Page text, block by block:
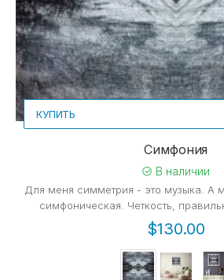
КУПИТЬ
Симфония
В наличии
Для меня симметрия - это музыка. А
симфоническая. Четкость,
$130.00